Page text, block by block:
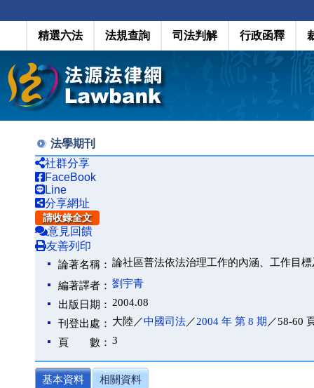
精選六法 法規查詢 司法判解 行政函釋
法學期刊
社群分享
FaceBook
Line
分享網址
請收錄全文
意見回饋
友善列印
論著名稱： 論社區普法依法治理工作的內涵、工作目
編著譯者： 劉宇青
出版日期： 2004.08
刊登出處： 大陸／中國司法／2004 年 第 8 期 ／58-60
頁 數： 3
基本資料 相關資料